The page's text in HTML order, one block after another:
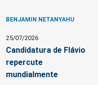
BENJAMIN NETANYAHU
25/07/2026
Candidatura de Flávio
repercute
mundialmente